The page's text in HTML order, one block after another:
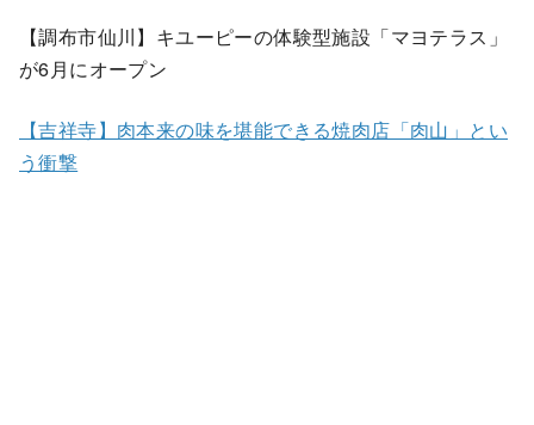
【調布市仙川】キユーピーの体験型施設「マヨテラス」
が6月にオープン
【吉祥寺】肉本来の味を堪能できる焼肉店「肉山」とい
う衝撃